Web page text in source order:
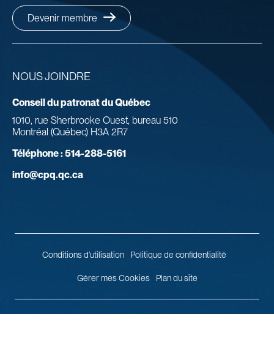
NOUS JOINDRE
Conseil du patronat du Québec
1010, rue Sherbrooke Ouest, bureau 510
Montréal (Québec) H3A 2R7
Téléphone :514-288-5161
info@cpq.qc.ca
Devenir membre
Conditions d’utilisation Politique de confidentialité
Gérer mes Cookies Plan du site